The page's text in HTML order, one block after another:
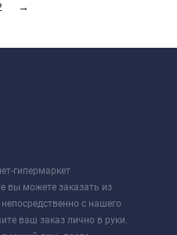
→
гипермаркет
вы можете заказать из
с нашего
ваш заказ лично в руки.